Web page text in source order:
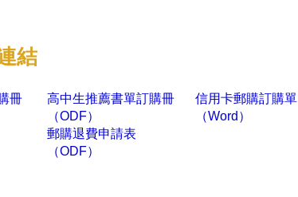
結
冊
高中生推薦書單訂購冊
（ODF）
信用卡郵購訂購單
（Word）
郵購退費申請表
（ODF）